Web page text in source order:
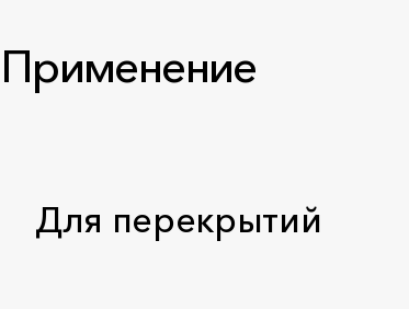
Применение
Для перекрытий